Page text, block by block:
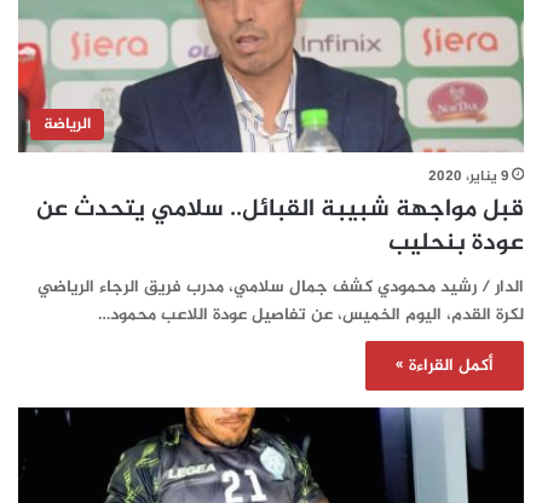
الرياضة
9 يناير، 2020
قبل مواجهة شبيبة القبائل.. سلامي يتحدث عن
عودة بنحليب
الدار / رشيد محمودي كشف جمال سلامي، مدرب فريق الرجاء الرياضي
لكرة القدم، اليوم الخميس، عن تفاصيل عودة اللاعب محمود…
أكمل القراءة »